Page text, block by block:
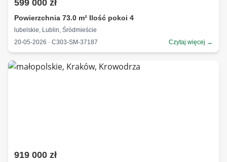
599 000 zł
Powierzchnia 73.0 m² Ilość pokoi 4
lubelskie, Lublin, Śródmieście
20-05-2026 · C303-SM-37187
Czytaj więcej →
919 000 zł